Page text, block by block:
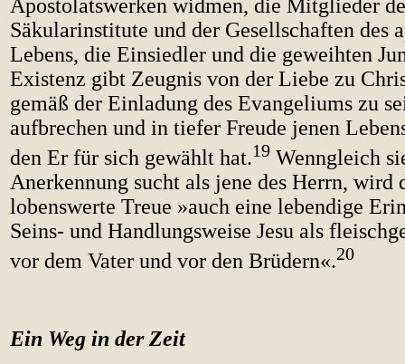
Apostolatswerken widmen, die Mitglieder
Säkularinstitute und der Gesellschaften des
Lebens, die Einsiedler und die geweihten
Existenz gibt Zeugnis von der Liebe zu
gemäß der Einladung des Evangeliums zu
aufbrechen und in tiefer Freude jenen
den Er für sich gewählt hat.19 Wenngleich
Anerkennung sucht als jene des Herrn, wird
lobenswerte Treue »auch eine lebendige
Seins- und Handlungsweise Jesu als
vor dem Vater und vor den Brüdern«.20
Ein Weg in der Zeit